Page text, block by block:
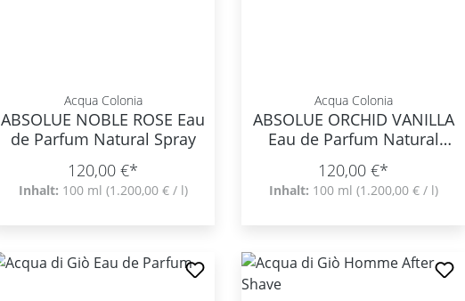
Acqua Colonia
ABSOLUE NOBLE ROSE Eau
de Parfum Natural Spray
120,00 €*
Inhalt: 100 ml (1.200,00 € / l)
Acqua Colonia
ABSOLUE ORCHID VANILLA
Eau de Parfum Natural
120,00 €*
Inhalt: 100 ml (1.200,00 € / l)